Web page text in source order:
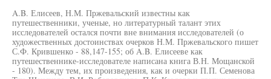
A.B. Елисеев, Н.М. Пржевальский известны как
путешественники, ученые, но литературный талант этих
исследователей остался почти вне внимания исследователей (о
художественных достоинствах очерков Н.М. Пржевальского пишет
С.Ф. Крившенко - 88,147-155; об A.B. Елисееве как
путешественнике-исследователе написана книга В.Н. Мощанской
- 180). Между тем, их произведения, как и очерки П.П. Семенова